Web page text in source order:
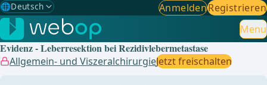
🌐Deutsch
Gewählte Sprache: Deutsch
🇩🇪 Deutsch ✓
🇬🇧English
AnmeldenRegistrieren
Menu
Evidenz - Leberresektion bei Rezidivlebermetastase
Allgemein- und ViszeralchirurgieJetzt freischalten